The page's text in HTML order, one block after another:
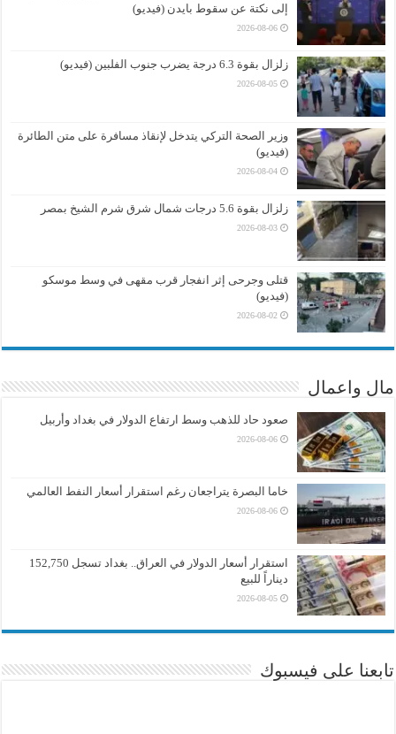
إلى نكتة عن سقوط بايدن (فيديو)
2026-08-06
زلزال بقوة 6.3 درجة يضرب جنوب الفلبين (فيديو)
2026-08-05
وزير الصحة التركي يتدخل لإنقاذ مسافرة على متن الطائرة
(فيديو)
2026-08-04
زلزال بقوة 5.6 درجات شمال شرق شرم الشيخ بمصر
2026-08-03
قتلى وجرحى إثر انفجار قرب مقهى في وسط موسكو
(فيديو)
2026-08-02
مال واعمال
صعود حاد للذهب وسط ارتفاع الدولار في بغداد وأربيل
2026-08-06
خاما البصرة يتراجعان رغم استقرار أسعار النفط العالمي
2026-08-06
استقرار أسعار الدولار في العراق.. بغداد تسجل 152,750
ديناراً للبيع
2026-08-05
تابعنا على فيسبوك